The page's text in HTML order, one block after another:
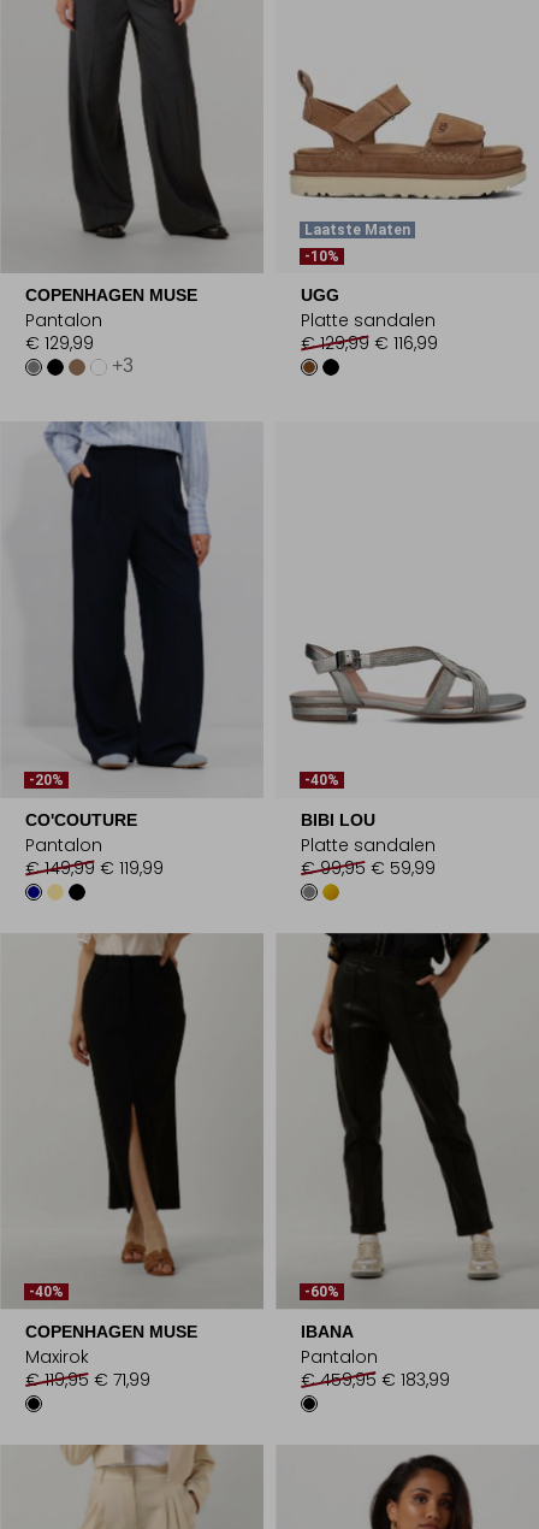
COPENHAGEN MUSE
Pantalon
€ 129,99
+3
Laatste Maten
-10%
UGG
Platte sandalen
€ 129,99 € 116,99
-20%
CO'COUTURE
Pantalon
€ 149,99 € 119,99
-40%
BIBI LOU
Platte sandalen
€ 99,95 € 59,99
-40%
COPENHAGEN MUSE
Maxirok
€ 119,95 € 71,99
-60%
IBANA
Pantalon
€ 459,95 € 183,99